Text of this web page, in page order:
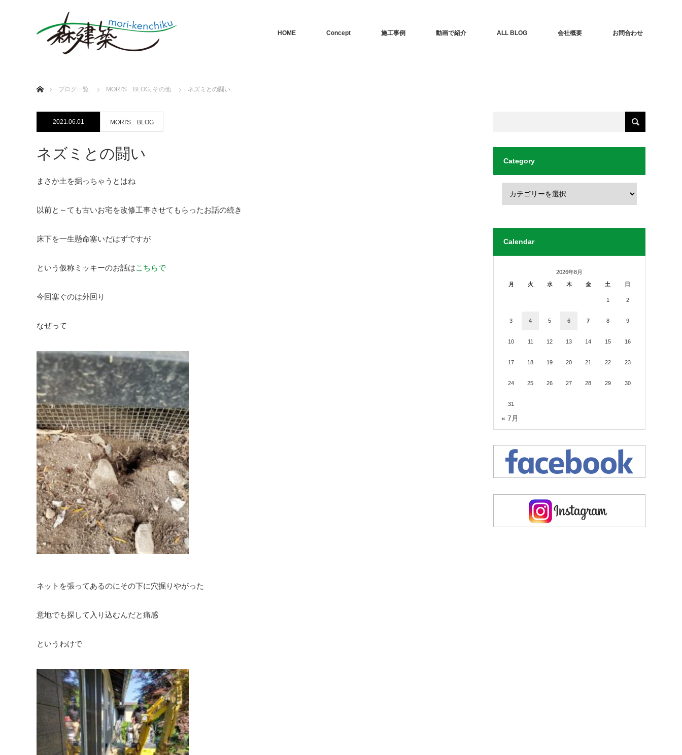
HOME Concept 施工事例 動画で紹介 ALL BLOG 会社概要 お問合わせ
ブログ一覧
MORI'S BLOG, その他 ネズミとの闘い
2021.06.01 MORI'S BLOG
ネズミとの闘い
まさか土を掘っちゃうとはね
以前と～ても古いお宅を改修工事させてもらったお話の続き
床下を一生懸命塞いだはずですが
という仮称ミッキーのお話はこちらで
今回塞ぐのは外回り
なぜって
ネットを張ってあるのにその下に穴掘りやがった
意地でも探して入り込むんだと痛感
というわけで
Category
Calendar
2026年8月
月
火 水 木 金 土 日
1 2
3 4 5 6 7 8 9
10 11 12 13 14 15 16
17 18 19 20 21 22 23
24 25 26 27 28 29 30
31
« 7月